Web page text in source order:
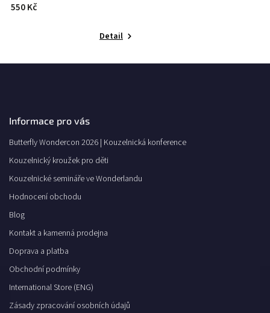
550 Kč
Detail
Informace pro vás
Butterfly Wondercon 2026 | Kouzelnická konference
Kouzelnický kroužek pro děti
Kouzelnické semináře ve Wonderlandu
Hodnocení obchodu
Blog
Kontakt a kamenná prodejna
Doprava a platba
Obchodní podmínky
International Store (ENG)
Zásady zpracování osobních údajů